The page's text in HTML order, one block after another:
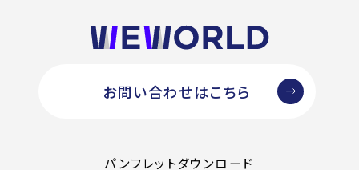
お問い合わせはこちら
パンフレットダウンロード